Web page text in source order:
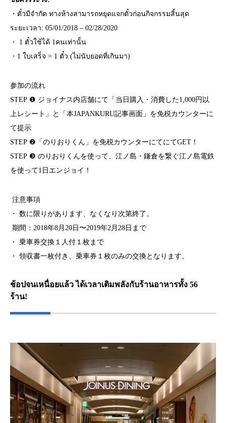
・ตั๋วมีจำกัด ทางห้างสามารถหยุดแจกตั๋วก่อนกิจกรรมสิ้นสุด
ระยะเวลา: 05/01/2018 – 02/28/2020
・ 1 ตั๋วใช้ได้ 1คนเท่านั้น
・1 ใบเสร็จ = 1 ตั๋ว (ไม่นับยอดที่เกินมา)
参加の流れ
STEP ❶ ジョイナス内店舗にて「当日購入・消費した1,000円以
上レシート」と「本JAPANKURU記事画面」を免税カウンターに
て提示
STEP ❷「のりおりくん」を免税カウンターにてにてGET！
STEP ❸ のりおりくんを使って、江ノ島・鎌倉を繋ぐ江ノ島電鉄
を使って1日エンジョイ！
注意事項
・ 数に限りがあります、なくなり次第終了。
期間：2018年8月20日〜2019年2月28日まで
・ 乗車券交換１人付１枚まで
・ 領収書一枚付き、乗車券１枚のみの交換となります。
ช้อปจนเหนื่อยแล้ว ได้เวลาเติมพลังกับร้านอาหารทั้ง 56
ร้าน!